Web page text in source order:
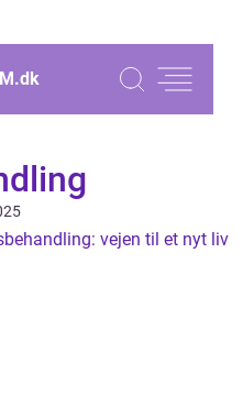
dk
vejen til et nyt liv